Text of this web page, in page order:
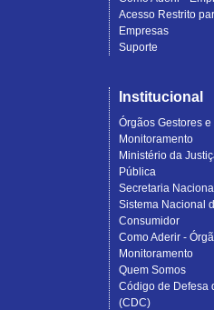
Acesso Restrito
Empresas
Suporte
Institucional
Órgãos Gestores e
Monitoramento
Ministério da
Pública
Secretaria
Sistema Nacional
Consumidor
Como Aderir -
Monitoramento
Quem Somos
Código de Defesa
(CDC)